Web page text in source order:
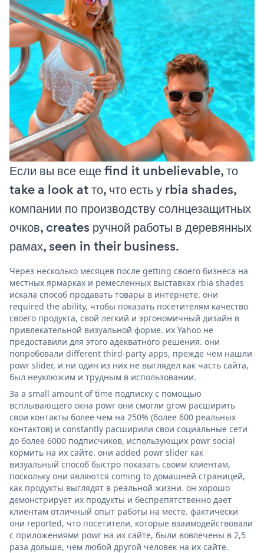
Если вы все еще find it unbelievable, то
take a look at то, что есть у rbia shades,
компании по производству солнцезащитных
очков, creates ручной работы в деревянных
рамах, seen in their business.
Через несколько месяцев после getting своего бизнеса на
местных ярмарках и ремесленных выставках rbia shades
искала способ продавать товары в интернете. они
required the ability, чтобы показать посетителям качество
своего продукта, свой легкий и эргономичный дизайн в
привлекательной визуальной форме. их Yahoo не
предоставили для этого адекватного решения. они
попробовали different third-party apps, прежде чем нашли
powr slider, и ни один из них не выглядел как часть сайта,
был неуклюжим и трудным в использовании.
За a small amount of time подписку с помощью
всплывающего окна powr они смогли grow расширить
свои контакты более чем на 250% (более 600 реальных
контактов) и constantly расширили свои социальные сети
до более 6000 подписчиков, использующих powr social
кормить на их сайте. они added powr slider как
визуальный способ быстро показать своим клиентам,
поскольку они являются coming to домашней страницей,
как продукты выглядят в реальной жизни. он хорошо
демонстрирует их продукты и беспрепятственно дает
клиентам отличный опыт работы на месте. фактически
они reported, что посетители, которые взаимодействовали
с приложениями powr на их сайте, были вовлечены в 2,5
раза дольше, чем любой другой человек на их сайте.